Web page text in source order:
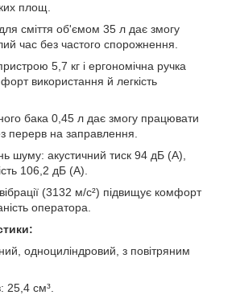
площ.
сміття об'ємом 35 л дає змогу
час без частого спорожнення.
5,7 кг і ергономічна ручка
використання й легкість
бака 0,45 л дає змогу працювати
перерв на заправлення.
шуму: акустичний тиск 94 дБ (А),
106,2 дБ (А).
(3132 м/с²) підвищує комфорт
оператора.
одноциліндровий, з повітряним
25,4 см³.